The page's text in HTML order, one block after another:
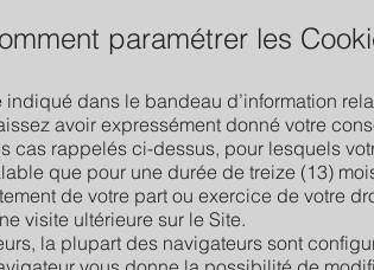
paramétrer les
indiqué dans le bandeau d’information
avoir expressément donné votre
cas rappelés ci-dessus, pour lesquels
que pour une durée de treize (13)
de votre part ou exercice de votre
visite ultérieure sur le Site.
la plupart des navigateurs sont